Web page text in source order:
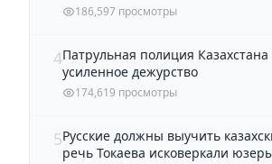
186,597 просмотры
4Патрульная полиция
усиленное дежурство
174,619 просмотры
5Русские должны выучить
речь Токаева исковеркали